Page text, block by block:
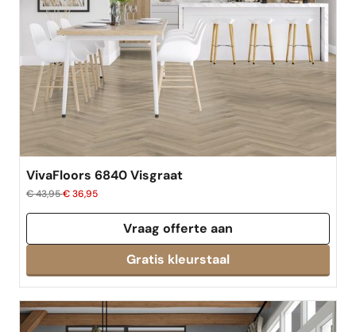
VivaFloors 6840 Visgraat
€ 43,95€ 36,95
Vraag offerte aan